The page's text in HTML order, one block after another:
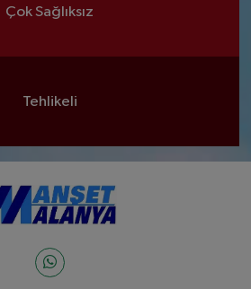
Çok Sağlıksız
Tehlikeli